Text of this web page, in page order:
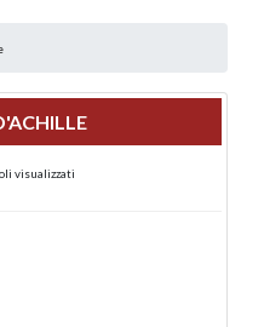
visualizzati